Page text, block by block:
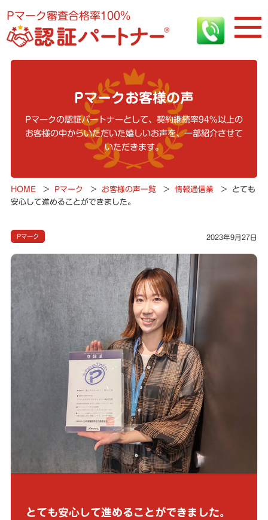
Pマーク審査合格率100%
Pマークお客様の声
Pマークの認証パートナーとして、契約継続率94%以上の
お客様の中からいただいた嬉しいお声を、一部紹介させて
いただきます。
HOME > Pマーク > お客様の声一覧 > 情報通信業 >
とても
安心して進めることができました。
Pマーク 2023年9月27日
とても安心して進めることができました。